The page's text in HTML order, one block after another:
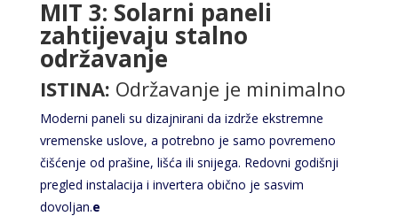
MIT 3: Solarni paneli
zahtijevaju stalno
održavanje
ISTINA: Održavanje je minimalno
Moderni paneli su dizajnirani da izdrže ekstremne
vremenske uslove, a potrebno je samo povremeno
čišćenje od prašine, lišća ili snijega. Redovni godišnji
pregled instalacija i invertera obično je sasvim
dovoljan.e